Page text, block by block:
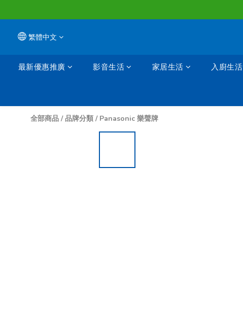
繁體中文
最新優惠推廣 影音生活 家居生活 入廚生活
全部商品 /品牌分類 / Panasonic 樂聲牌